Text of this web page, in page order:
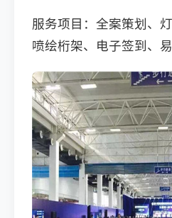
服务项目：全案策划、
喷绘桁架、电子签到、